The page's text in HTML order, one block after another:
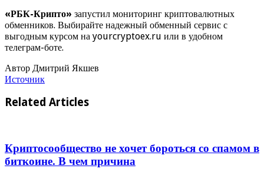
«РБК-Крипто» запустил мониторинг криптовалютных
обменников. Выбирайте надежный обменный сервис с
выгодным курсом на yourcryptoex.ru или в удобном
телеграм-боте.
Автор Дмитрий Якшев
Источник
Related Articles
Криптосообщество не хочет бороться со спамом в
биткоине. В чем причина